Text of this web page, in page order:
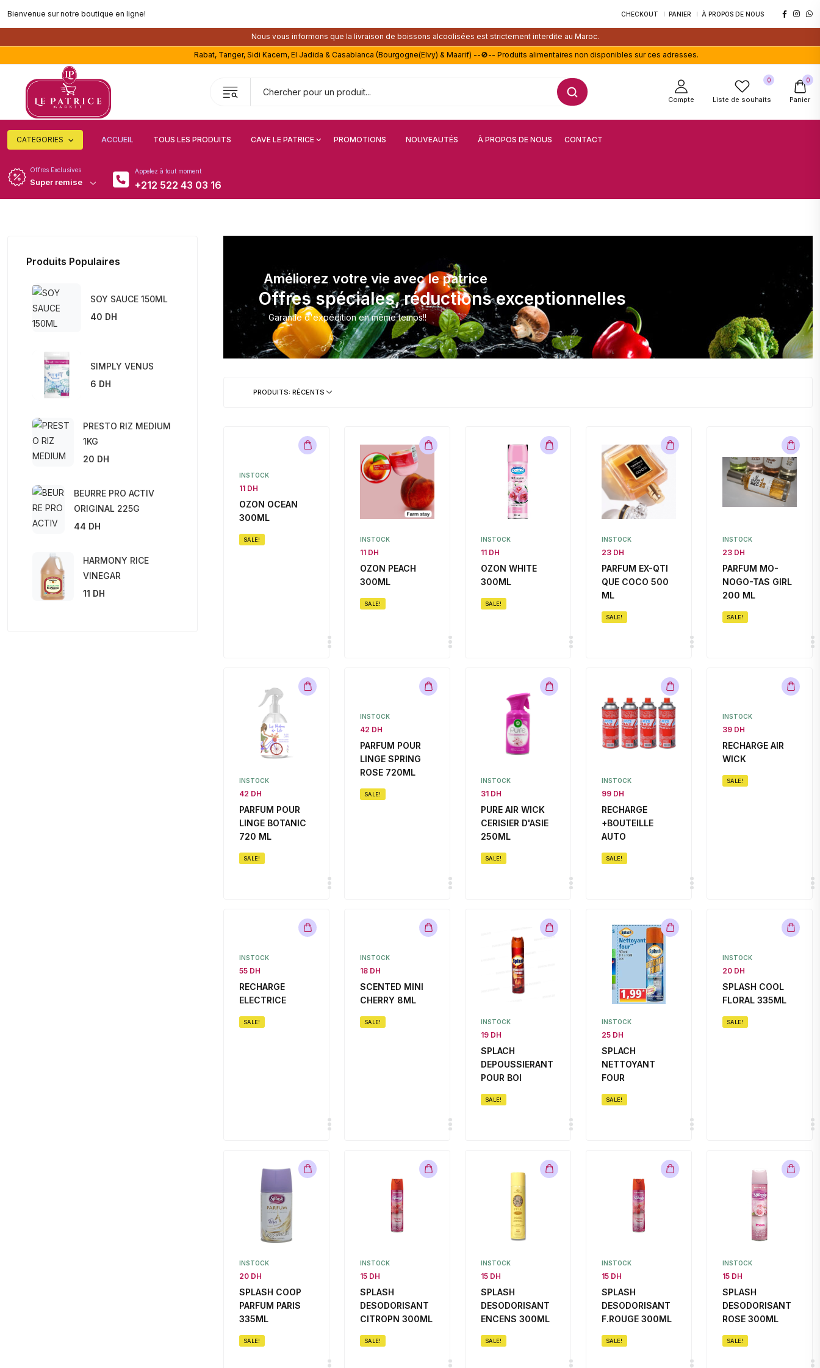
Bienvenue sur notre boutique en ligne! CHECKOUT PANIER À PROPOS DE NOUS
Nous vous informons que la livraison de boissons alcoolisées est strictement interdite au Maroc.
Rabat, Tanger, Sidi Kacem, El Jadida & Casablanca (Bourgogne(Elvy) & Maarif) --🚫-- Produits alimentaires non disponibles sur ces adresses.
Compte
0
Liste de souhaits
0
Panier
CATEGORIES ACCUEIL TOUS LES PRODUITS CAVE LE PATRICE PROMOTIONS NOUVEAUTÉS À PROPOS DE NOUS CONTACT
Offres Exclusives
Super remise
Appelez à tout moment
+212 522 43 03 16
Produits Populaires
SOY SAUCE 150ML
40 DH
SIMPLY VENUS
6 DH
PRESTO RIZ MEDIUM
1KG
20 DH
BEURRE PRO ACTIV
ORIGINAL 225G
44 DH
HARMONY RICE
VINEGAR
11 DH
Améliorez votre vie avec le patrice
Offres spéciales, réductions exceptionnelles
Garantie d'expédition en même temps!!
PRODUITS: RÉCENTS
INSTOCK
11 DH
OZON OCEAN
300ML
SALE! INSTOCK
11 DH
OZON PEACH
300ML
SALE!
INSTOCK
11 DH
OZON WHITE
300ML
SALE!
INSTOCK
23 DH
PARFUM EX-QTI
QUE COCO 500
ML
SALE!
INSTOCK
23 DH
PARFUM MO-
NOGO-TAS GIRL
200 ML
SALE!
INSTOCK
42 DH
PARFUM POUR
LINGE BOTANIC
720 ML
SALE!
INSTOCK
42 DH
PARFUM POUR
LINGE SPRING
ROSE 720ML
SALE!
INSTOCK
31 DH
PURE AIR WICK
CERISIER D'ASIE
250ML
SALE!
INSTOCK
99 DH
RECHARGE
+BOUTEILLE
AUTO
SALE!
INSTOCK
39 DH
RECHARGE AIR
WICK
SALE!
INSTOCK
55 DH
RECHARGE
ELECTRICE
SALE!
INSTOCK
18 DH
SCENTED MINI
CHERRY 8ML
SALE! INSTOCK
19 DH
SPLACH
DEPOUSSIERANT
POUR BOI
SALE!
INSTOCK
25 DH
SPLACH
NETTOYANT
FOUR
SALE!
INSTOCK
20 DH
SPLASH COOL
FLORAL 335ML
SALE!
INSTOCK
20 DH
SPLASH COOP
PARFUM PARIS
335ML
SALE!
INSTOCK
15 DH
SPLASH
DESODORISANT
CITROPN 300ML
SALE!
INSTOCK
15 DH
SPLASH
DESODORISANT
ENCENS 300ML
SALE!
INSTOCK
15 DH
SPLASH
DESODORISANT
F.ROUGE 300ML
SALE!
INSTOCK
15 DH
SPLASH
DESODORISANT
ROSE 300ML
SALE!